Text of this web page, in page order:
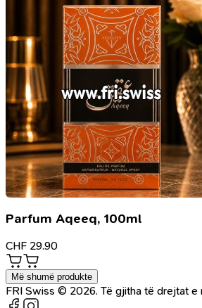
Parfum Aqeeq, 100ml
CHF 29.90
Më shumë produkte
FRI Swiss © 2026. Të gjitha të drejtat e